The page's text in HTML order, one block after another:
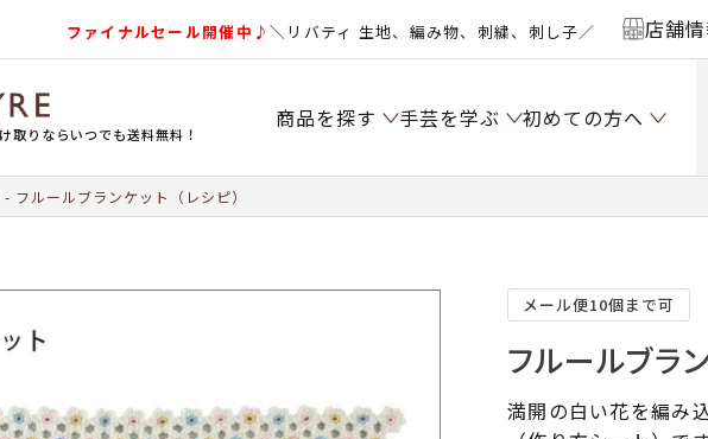
ファイナルセール開催中♪＼リバティ 生地、編み物、刺繍、刺し子／ 店舗
りならいつでも送料無料！
商品を探す 手芸を学ぶ 初めての方へ
フルールブランケット（レシピ）
メール便10個まで可
フルールブラン
満開の白い花を編み